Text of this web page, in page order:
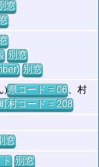
窓
別窓
別窓
)県コード = 06、村
村コード = 208
窓
ト 別窓